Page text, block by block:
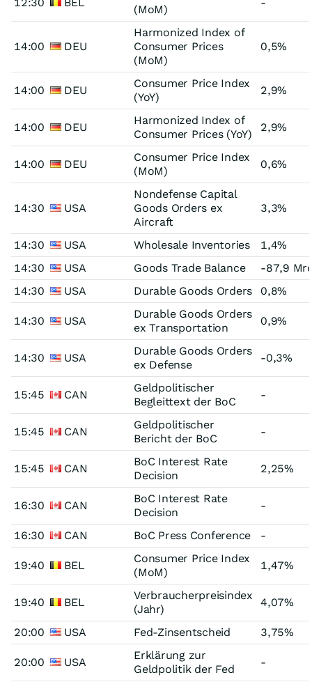
(MoM)
14:00 DEU
Harmonized Index of
Consumer Prices
(MoM)
0,5%
14:00 DEU
Consumer Price Index
(YoY)
2,9%
14:00 DEU
Harmonized Index of
Consumer Prices (YoY)
2,9%
14:00 DEU
Consumer Price Index
(MoM)
0,6%
14:30 USA
Nondefense Capital
Goods Orders ex
Aircraft
3,3%
14:30 USA Wholesale Inventories
1,4%
14:30
USA Goods Trade Balance
-87,9
14:30
USA Durable Goods Orders 0,8%
14:30 USA
Durable Goods Orders
ex Transportation
0,9%
14:30 USA
Durable Goods Orders
ex Defense
-0,3%
15:45 CAN
Geldpolitischer
Begleittext der BoC
-
15:45 CAN
Geldpolitischer
Bericht der BoC
-
15:45 CAN
BoC Interest Rate
Decision
2,25%
16:30 CAN
BoC Interest Rate
Decision
-
16:30 CAN BoC Press Conference -
19:40 BEL
Consumer Price Index
(MoM)
1,47%
19:40 BEL
Verbraucherpreisindex
(Jahr)
4,07%
20:00 USA Fed-Zinsentscheid 3,75%
20:00 USA
Erklärung zur
Geldpolitik der Fed
-